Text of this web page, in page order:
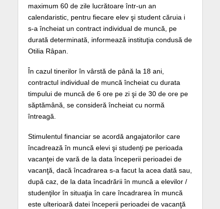
maximum 60 de zile lucrătoare într-un an
calendaristic, pentru fiecare elev şi student căruia i
s-a încheiat un contract individual de muncă, pe
durată determinată, informează instituţia condusă de
Otilia Râpan.
În cazul tinerilor în vârstă de până la 18 ani,
contractul individual de muncă încheiat cu durata
timpului de muncă de 6 ore pe zi şi de 30 de ore pe
săptămână, se consideră încheiat cu normă
întreagă.
Stimulentul financiar se acordă angajatorilor care
încadrează în muncă elevi şi studenţi pe perioada
vacanţei de vară de la data începerii perioadei de
vacanţă, dacă încadrarea s-a facut la acea dată sau,
după caz, de la data încadrării în muncă a elevilor /
studenţilor în situaţia în care încadrarea în muncă
este ulterioară datei începerii perioadei de vacanţă